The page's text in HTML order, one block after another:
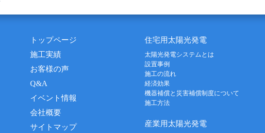
トップページ
施工実績
お客様の声
Q&A
イベント情報
会社概要
サイトマップ
住宅用太陽光発電
太陽光発電システムとは
設置事例
施工の流れ
経済効果
機器補償と災害補償制度について
施工方法
産業用太陽光発電